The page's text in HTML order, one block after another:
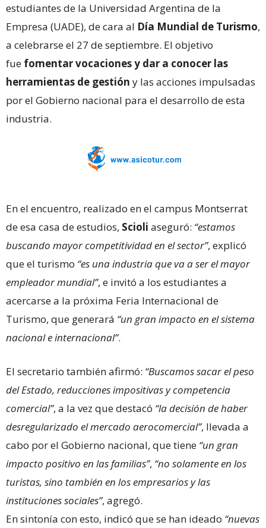
estudiantes de la Universidad Argentina de la
Empresa (UADE), de cara al Día Mundial de Turismo,
a celebrarse el 27 de septiembre. El objetivo
fue fomentar vocaciones y dar a conocer las
herramientas de gestión y las acciones impulsadas
por el Gobierno nacional para el desarrollo de esta
industria.
En el encuentro, realizado en el campus Montserrat
de esa casa de estudios, Scioli aseguró: “estamos
buscando mayor competitividad en el sector”, explicó
que el turismo “es una industria que va a ser el mayor
empleador mundial”, e invitó a los estudiantes a
acercarse a la próxima Feria Internacional de
Turismo, que generará “un gran impacto en el sistema
nacional e internacional”.
El secretario también afirmó: “Buscamos sacar el peso
del Estado, reducciones impositivas y competencia
comercial”, a la vez que destacó “la decisión de haber
desregularizado el mercado aerocomercial”, llevada a
cabo por el Gobierno nacional, que tiene “un gran
impacto positivo en las familias”, “no solamente en los
turistas, sino también en los empresarios y las
instituciones sociales”, agregó.
En sintonía con esto, indicó que se han ideado “nuevas